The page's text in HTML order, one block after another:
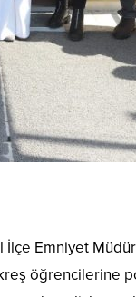
Emniyet
öğrencilerine